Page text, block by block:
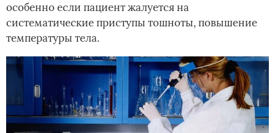
особенно если пациент жалуется на
систематические приступы тошноты, повышение
температуры тела.